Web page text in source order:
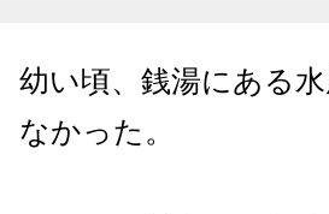
幼い頃、銭湯にある
なかった。